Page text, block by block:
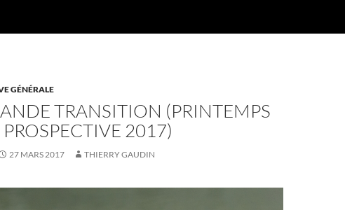
GÉNÉRALE
TRANSITION (PRINTEMPS
PROSPECTIVE 2017)
27 MARS 2017 THIERRY GAUDIN